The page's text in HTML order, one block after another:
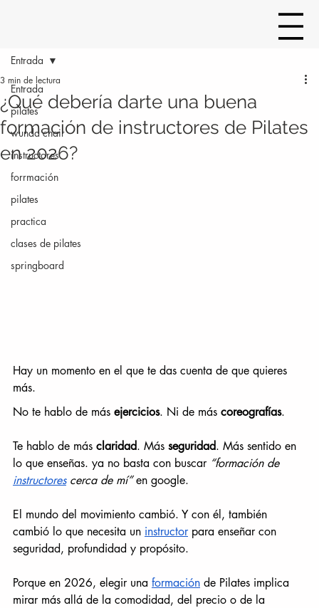
Entrada
pilates
wunda chair
instructores
forrmación
pilates
practica
clases de pilates
springboard
Entrada
¿Qué debería darte una buena
formación de instructores de Pilates
en 2026?
3 min de lectura
Hay un momento en el que te das cuenta de que quieres
más.
No te hablo de más ejercicios. Ni de más coreografías.
Te hablo de más claridad. Más seguridad. Más sentido en
lo que enseñas. ya no basta con buscar “formación de
instructores cerca de mí” en google.
El mundo del movimiento cambió. Y con él, también
cambió lo que necesita un instructor para enseñar con
seguridad, profundidad y propósito.
Porque en 2026, elegir una formación de Pilates implica
mirar más allá de la comodidad, del precio o de la